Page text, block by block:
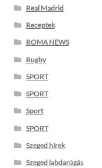
Real Madrid
Receptek
ROMA NEWS
Rugby
SPORT
SPORT
Sport
SPORT
Szeged hírek
Szeged labdarúgás